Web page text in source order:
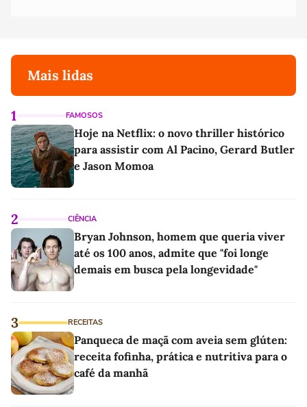
Mais lidas
1 FAMOSOS
Hoje na Netflix: o novo thriller histórico
para assistir com Al Pacino, Gerard Butler
e Jason Momoa
2 CIÊNCIA
Bryan Johnson, homem que queria viver
até os 100 anos, admite que "foi longe
demais em busca pela longevidade"
3 RECEITAS
Panqueca de maçã com aveia sem glúten:
receita fofinha, prática e nutritiva para o
café da manhã